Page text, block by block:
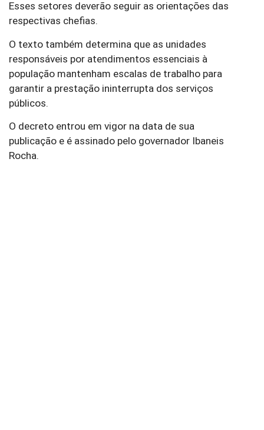
Esses setores deverão seguir as orientações das
respectivas chefias.
O texto também determina que as unidades
responsáveis por atendimentos essenciais à
população mantenham escalas de trabalho para
garantir a prestação ininterrupta dos serviços
públicos.
O decreto entrou em vigor na data de sua
publicação e é assinado pelo governador Ibaneis
Rocha.